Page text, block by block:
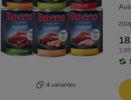
4 variantes